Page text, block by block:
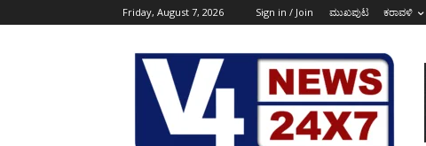
Friday, August 7, 2026 Sign in / Join ಮುಖಪುಟ ಕರಾವಳಿ